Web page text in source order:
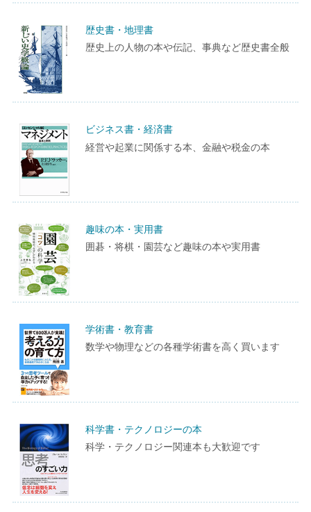
歴史書・地理書
歴史上の人物の本や伝記、事典など歴史書全般
ビジネス書・経済書
経営や起業に関係する本、金融や税金の本
趣味の本・実用書
囲碁・将棋・園芸など趣味の本や実用書
学術書・教育書
数学や物理などの各種学術書を高く買います
科学書・テクノロジーの本
科学・テクノロジー関連本も大歓迎です